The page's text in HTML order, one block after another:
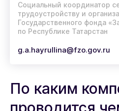
Социальный координатор
трудоустройству и
Государственного фонда
по Республике Татарстан
g.a.hayrullina@fzo.gov.ru
По каким